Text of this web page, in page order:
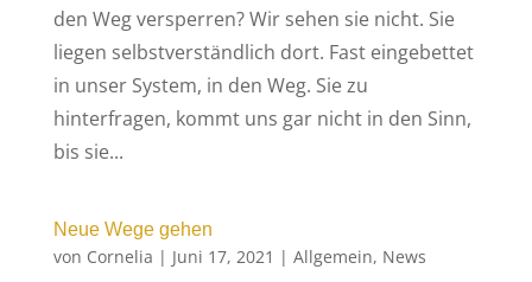
den Weg versperren? Wir sehen sie nicht. Sie
liegen selbstverständlich dort. Fast eingebettet
in unser System, in den Weg. Sie zu
hinterfragen, kommt uns gar nicht in den Sinn,
bis sie...
Neue Wege gehen
von Cornelia | Juni 17, 2021 | Allgemein, News